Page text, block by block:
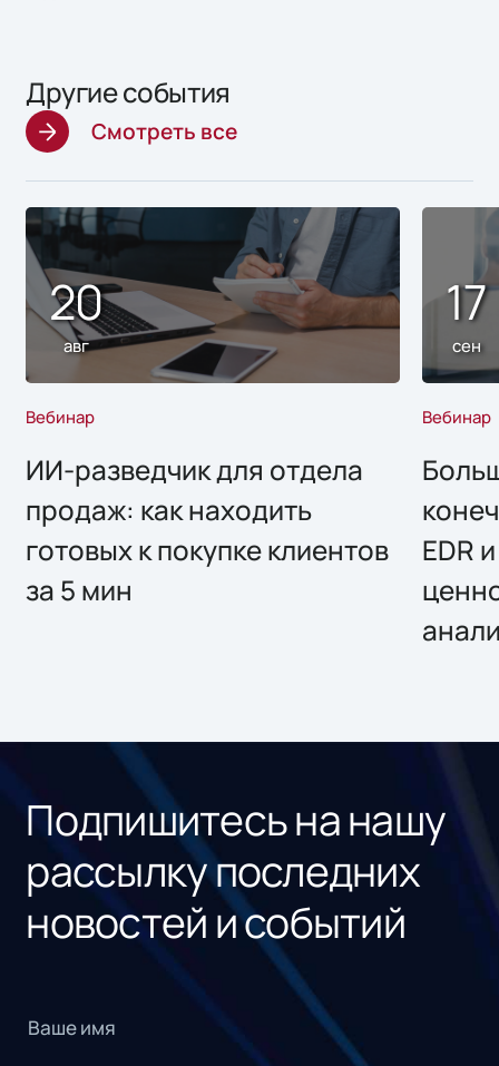
Другие события
Смотреть все
20
авг
Вебинар
ИИ-разведчик для отдела
продаж: как находить
готовых к покупке клиентов
за 5 мин
17
сен
Вебинар
EDR
Подпишитесь на нашу
рассылку последних
новостей и событий